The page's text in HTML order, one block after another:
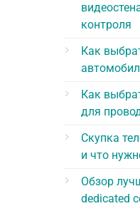
контроля
Как
Как
для
Скупка
и что
Обзор
dedicated